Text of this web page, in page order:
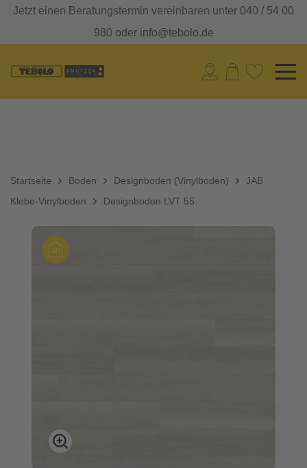
Jetzt einen Beratungstermin vereinbaren unter 040 / 54 00
980 oder info@tebolo.de
Startseite Boden
Designboden (Vinylboden)
Klebe-Vinylboden
JAB
Designboden LVT 55